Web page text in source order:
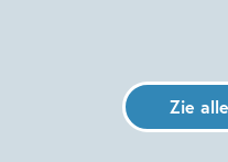
Zie